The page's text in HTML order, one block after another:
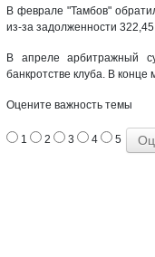
В феврале "Тамбов"
из-за задолженности
В апреле арбитражный
банкротстве клуба. В
Оцените важность темы
1 2 3 4 5